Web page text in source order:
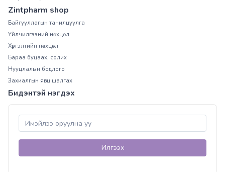
Zintpharm shop
Байгууллагын танилцуулга
Үйлчилгээний нөхцөл
Хүргэлтийн нөхцөл
Бараа буцаах, солих
Нууцлалын бодлого
Захиалгын явц шалгах
Бидэнтэй нэгдэх
Илгээх